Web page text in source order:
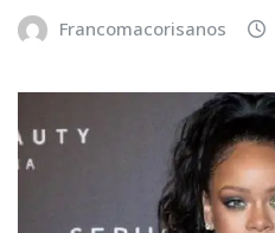
Francomacorisanos